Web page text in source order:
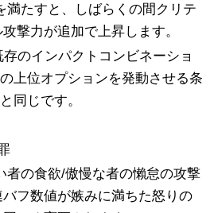
満たすと、しばらくの間クリテ
攻撃力が追加で上昇します。
のインパクトコンビネーショ
上位オプションを発動させる条
同じです。
者の食欲/傲慢な者の懶怠の攻撃
バフ数値が嫉みに満ちた怒りの